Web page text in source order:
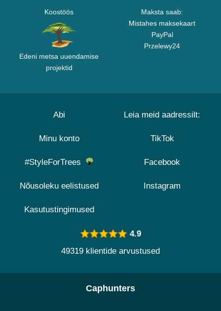
Koostöös
Edeni metsa uuendamise
projektid
Maksta saab:
Mistahes maksekaart
PayPal
Przelewy24
Abi
Minu konto
#StyleForTrees
Nõusoleku eelistused
Kasutustingimused
Leia meid aadressilt:
TikTok
Facebook
Instagram
4.9
49319 klientide arvustused
Caphunters